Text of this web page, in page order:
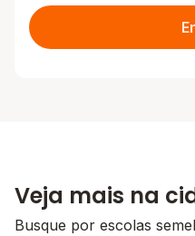
Veja mais na
Busque por escolas